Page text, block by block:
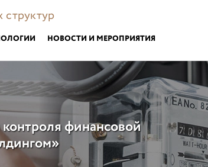
структур
НОВОСТИ И МЕРОПРИЯТИЯ
финансовой